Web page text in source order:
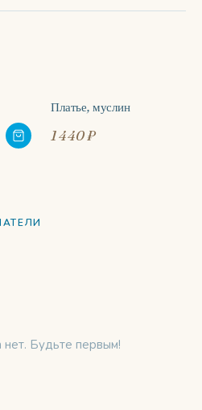
Платье, муслин
1 440 ₽
нет. Будьте первым!